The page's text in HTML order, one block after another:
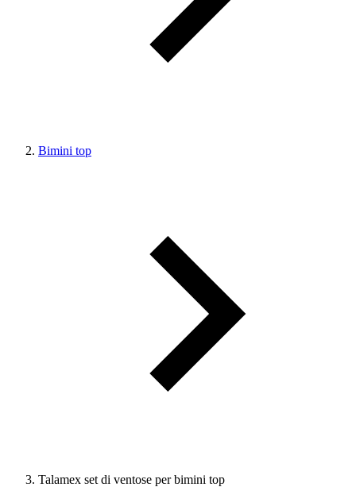
Bimini top
Talamex set di ventose per bimini top